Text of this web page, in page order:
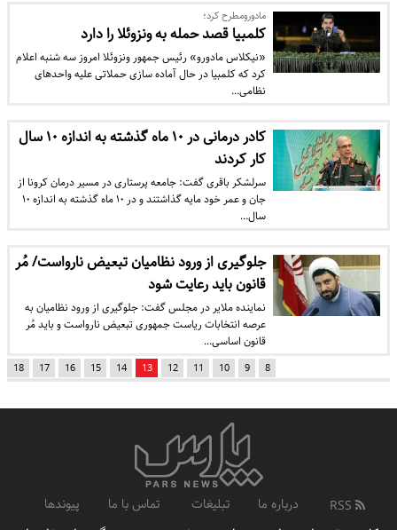
مادورومطرح کرد؛
کلمبیا قصد حمله به ونزوئلا را دارد
«نیکلاس مادورو» رئیس جمهور ونزوئلا امروز سه شنبه اعلام
کرد که کلمبیا در حال آماده سازی حملاتی علیه واحدهای
نظامی…
کادر درمانی در ۱۰ ماه گذشته به اندازه ۱۰ سال
کار کردند
سرلشکر باقری گفت: جامعه پرستاری در مسیر درمان کرونا از
جان و عمر خود مایه گذاشتند و در ۱۰ ماه گذشته به اندازه ۱۰
سال…
جلوگیری از ورود نظامیان تبعیض نارواست/ مُر
قانون باید رعایت شود
نماینده ملایر در مجلس گفت: جلوگیری از ورود نظامیان به
عرصه انتخابات ریاست جمهوری تبعیض نارواست و باید مُر
قانون اساسی…
8
9
10
11
12
13
14
15
16
17
18
درباره ما تبلیغات تماس با ما پیوندها